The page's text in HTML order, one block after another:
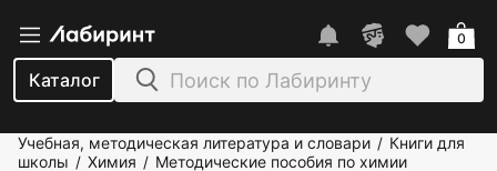
Каталог
0
Учебная, методическая литература и словари / Книги для
школы / Химия / Методические пособия по химии